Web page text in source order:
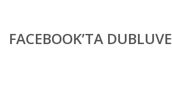
FACEBOOK’TA DUBLUVE